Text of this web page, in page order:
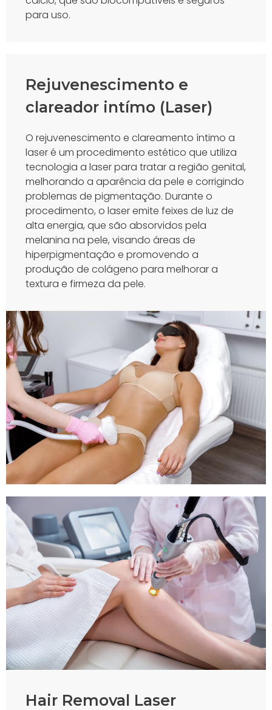
para uso.
Rejuvenescimento e
clareador intímo (Laser)
O rejuvenescimento e clareamento íntimo a
laser é um procedimento estético que utiliza
tecnologia a laser para tratar a região genital,
melhorando a aparência da pele e corrigindo
problemas de pigmentação. Durante o
procedimento, o laser emite feixes de luz de
alta energia, que são absorvidos pela
melanina na pele, visando áreas de
hiperpigmentação e promovendo a
produção de colágeno para melhorar a
textura e firmeza da pele.
Hair Removal Laser